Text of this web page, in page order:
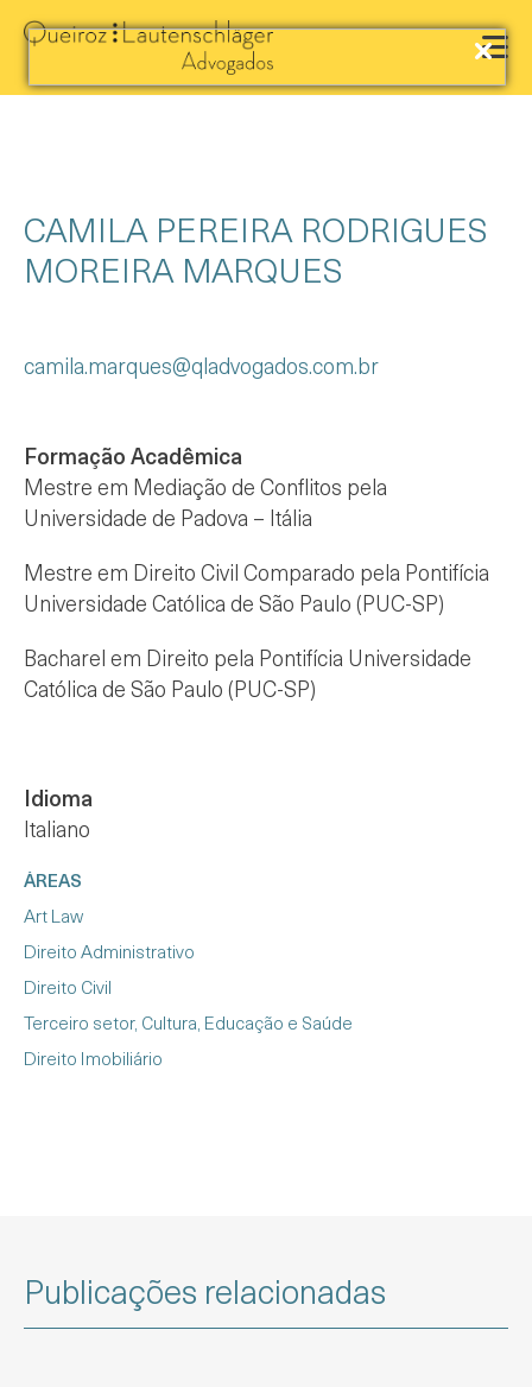
CAMILA PEREIRA RODRIGUES
MOREIRA MARQUES
camila.marques@qladvogados.com.br
Formação Acadêmica
Mestre em Mediação de Conflitos pela
Universidade de Padova – Itália
Mestre em Direito Civil Comparado pela Pontifícia
Universidade Católica de São Paulo (PUC-SP)
Bacharel em Direito pela Pontifícia Universidade
Católica de São Paulo (PUC-SP)
Idioma
Italiano
ÁREAS
Art Law
Direito Administrativo
Direito Civil
Terceiro setor, Cultura, Educação e Saúde
Direito Imobiliário
Publicações relacionadas